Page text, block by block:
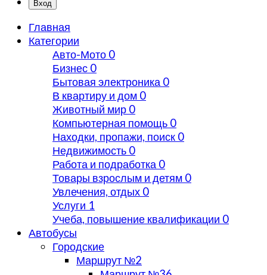
Вход
Главная
Категории
Авто-Мото 0
Бизнес 0
Бытовая электроника 0
В квартиру и дом 0
Животный мир 0
Компьютерная помощь 0
Находки, пропажи, поиск 0
Недвижимость 0
Работа и подработка 0
Товары взрослым и детям 0
Увлечения, отдых 0
Услуги 1
Учеба, повышение квалификации 0
Автобусы
Городские
Маршрут №2